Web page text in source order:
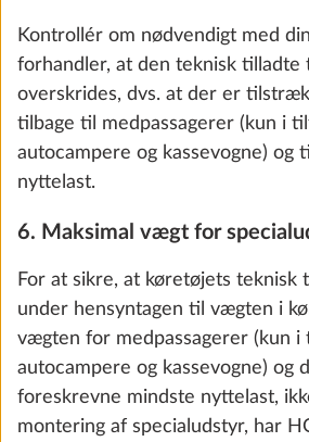
Udvendig gasudtag,
Tilføj
Kontrollér om nødvendigt med
forhandler, at den teknisk tilladte
overskrides, dvs. at der er
tilbage til medpassagerer (kun i
autocampere og kassevogne) og
nyttelast.
6. Maksimal vægt for
For at sikre, at køretøjets teknisk
under hensyntagen til vægten i
vægten for medpassagerer (kun
autocampere og kassevogne) og
foreskrevne mindste nyttelast,
montering af specialudstyr, har